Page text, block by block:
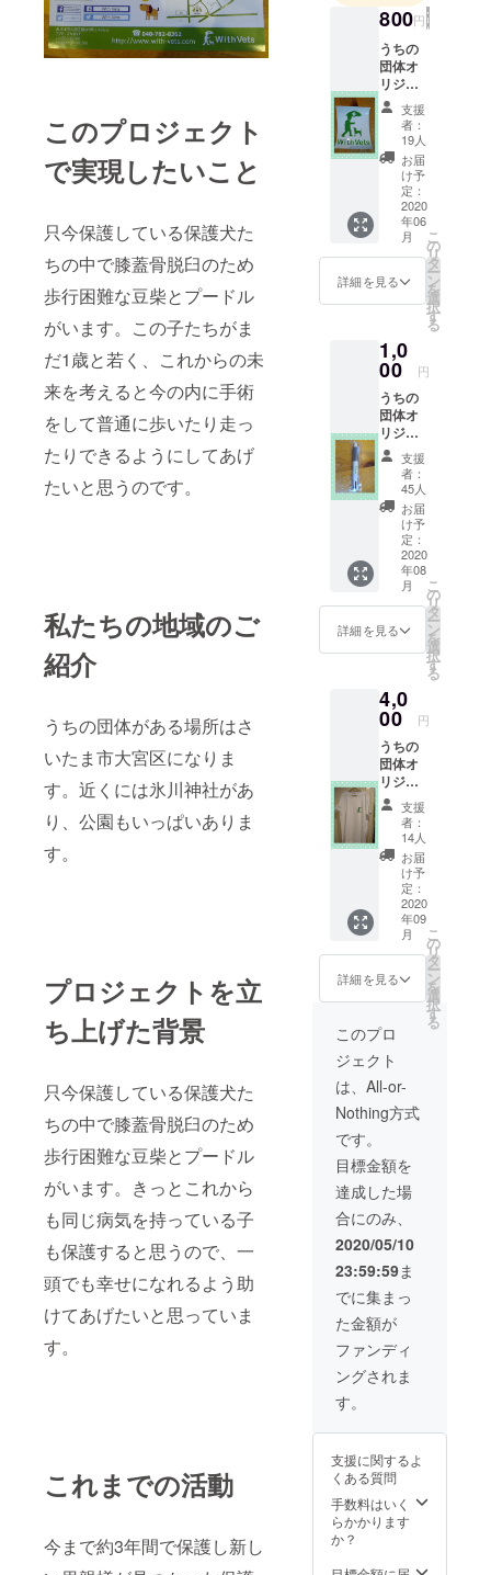
このプロジェクト
で実現したいこと
只今保護している保護犬た
ちの中で膝蓋骨脱臼のため
歩行困難な豆柴とプードル
がいます。この子たちがま
だ1歳と若く、これからの未
来を考えると今の内に手術
をして普通に歩いたり走っ
たりできるようにしてあげ
たいと思うのです。
私たちの地域のご
紹介
うちの団体がある場所はさ
いたま市大宮区になりま
す。近くには氷川神社があ
り、公園もいっぱいありま
す。
プロジェクトを立
ち上げた背景
只今保護している保護犬た
ちの中で膝蓋骨脱臼のため
歩行困難な豆柴とプードル
がいます。きっとこれから
も同じ病気を持っている子
も保護すると思うので、一
頭でも幸せになれるよう助
けてあげたいと思っていま
す。
これまでの活動
今まで約3年間で保護し新し
800円
うちの
団体オ
リジナ
ルス
テッ
カーで
す。 屋
外用な
ので車
に貼る
ことも
できま
す！
支援
者：
19人
お届
け予
定：
2020
年06
月
詳細を見る
こ
の
リ
タ
ー
ン
を
選
択
す
る
1,0
00 円
うちの
団体オ
リジナ
ルボー
ルペン
3色で
す。
（黒、
赤、
青）
支援
者：
45人
お届
け予
定：
2020
年08
月
詳細を見る
こ
の
リ
タ
ー
ン
を
選
択
す
る
4,0
00 円
うちの
団体オ
リジナ
ルTシャ
ツ 左胸
にロ
ゴ、右
袖に団
体名が
入って
いま
す。 男
女兼用
Mサイ
ズのみ
支援
者：
14人
お届
け予
定：
2020
年09
月
詳細を見る
こ
の
リ
タ
ー
ン
を
選
択
す
る
このプロ
ジェクト
は、All-or-
Nothing方式
です。
目標金額を
達成した場
合にのみ、
2020/05/10
23:59:59ま
でに集まっ
た金額が
ファンディ
ングされま
す。
支援に関するよ
くある質問
手数料はいく
らかかります
か？